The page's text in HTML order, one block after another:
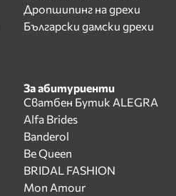
Дропшипинг на дрехи
Български дамски дрехи
За абитуриенти
Сватбен Бутик ALEGRA
Alfa Brides
Banderol
Be Queen
BRIDAL FASHION
Mon Amour